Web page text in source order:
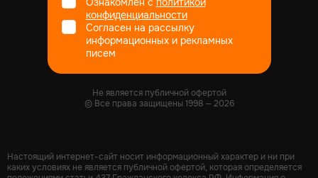
конфиденциальности
Согласен на рассылку
информационных и рекламных
писем
Не является публичной офертой
© Все права защищены1998— 2026
Настоящий интернет-сайт носит информационный характер и ни при
каких условиях не является публичной офертой, которая определяется